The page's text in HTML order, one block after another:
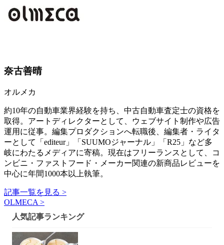
奈古善晴
オルメカ
約10年の自動車業界経験を持ち、中古自動車査定士の資格を
取得。アートディレクターとして、ウェブサイト制作や広告
運用に従事。編集プロダクションへ転職後、編集者・ライタ
ーとして「editeur」「SUUMOジャーナル」「R25」など多
岐にわたるメディアに寄稿。現在はフリーランスとして、コ
ンビニ・ファストフード・メーカー関連の新商品レビューを
中心に年間1000本以上執筆。
記事一覧を見る >
OLMECA >
人気記事ランキング